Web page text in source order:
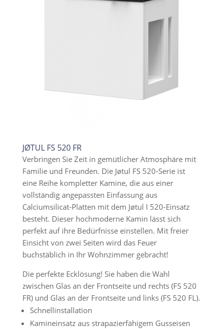
JØTUL FS 520 FR
Verbringen Sie Zeit in gemütlicher Atmosphäre mit
Familie und Freunden. Die Jøtul FS 520-Serie ist
eine Reihe kompletter Kamine, die aus einer
vollständig angepassten Einfassung aus
Calciumsilicat-Platten mit dem Jøtul I 520-Einsatz
besteht. Dieser hochmoderne Kamin lässt sich
perfekt auf ihre Bedürfnisse einstellen. Mit freier
Einsicht von zwei Seiten wird das Feuer
buchstäblich in Ihr Wohnzimmer gebracht!
Die perfekte Ecklösung! Sie haben die Wahl
zwischen Glas an der Frontseite und rechts (FS 520
FR) und Glas an der Frontseite und links (FS 520 FL).
Schnellinstallation
Kamineinsatz aus strapazierfähigem Gusseisen